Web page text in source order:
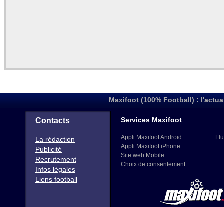
Maxifoot (100% Football) :
Contacts
La rédaction
Publicité
Recrutement
Infos légales
Liens football
Services Maxifoot
Appli Maxifoot Android
Appli Maxifoot iPhone
Site web Mobile
Choix de consentement